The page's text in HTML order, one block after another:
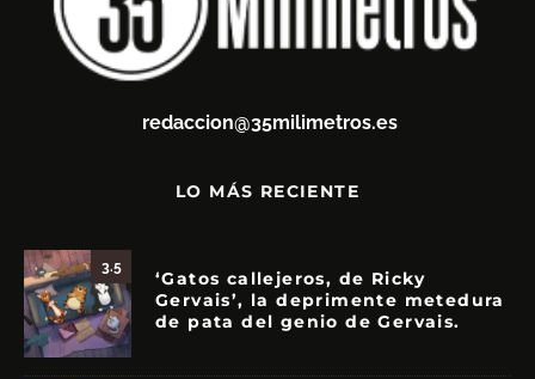
redaccion@35milimetros.es
LO MÁS RECIENTE
3.5
‘Gatos callejeros, de Ricky
Gervais’, la deprimente metedura
de pata del genio de Gervais.